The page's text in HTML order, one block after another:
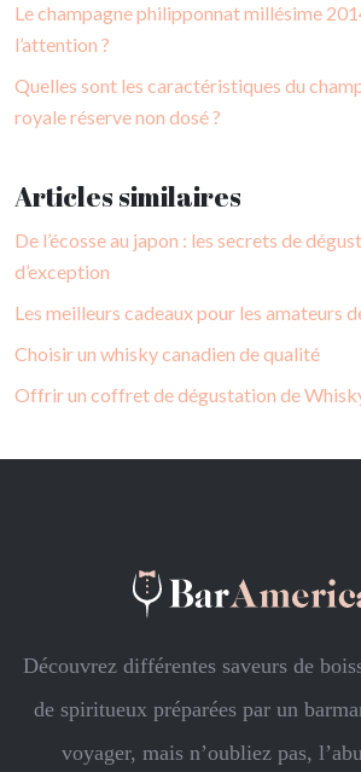
Le champagne philipponnat millésime
l’attention ?
Quelles sont les caractéristiques du
royale réserve non dosé ?
Articles similaires
De l’écosse au japon : les secrets de
d’exception
Les meilleurs cadeaux pour les amateurs
Choisir un whisky canadien de qualité
Offrir un coffret de dégustation de
Découvrez différentes saveurs de
de spiritueux préparées par un
voyager, mais n’oubliez pas,